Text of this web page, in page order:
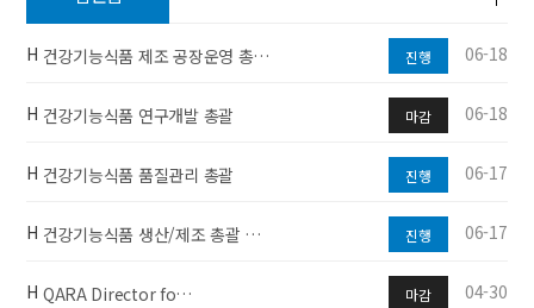
H 건강기능식품 제조 공장운영 총… 진행 06-18
H 건강기능식품 연구개발 총괄 마감 06-18
H 건강기능식품 품질관리 총괄 진행 06-17
H 건강기능식품 생산/제조 총괄 … 진행 06-17
H QARA Director fo… 마감 04-30